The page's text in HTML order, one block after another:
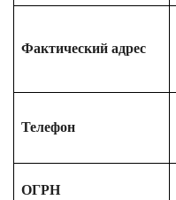
Фактический адрес
Телефон
ОГРН